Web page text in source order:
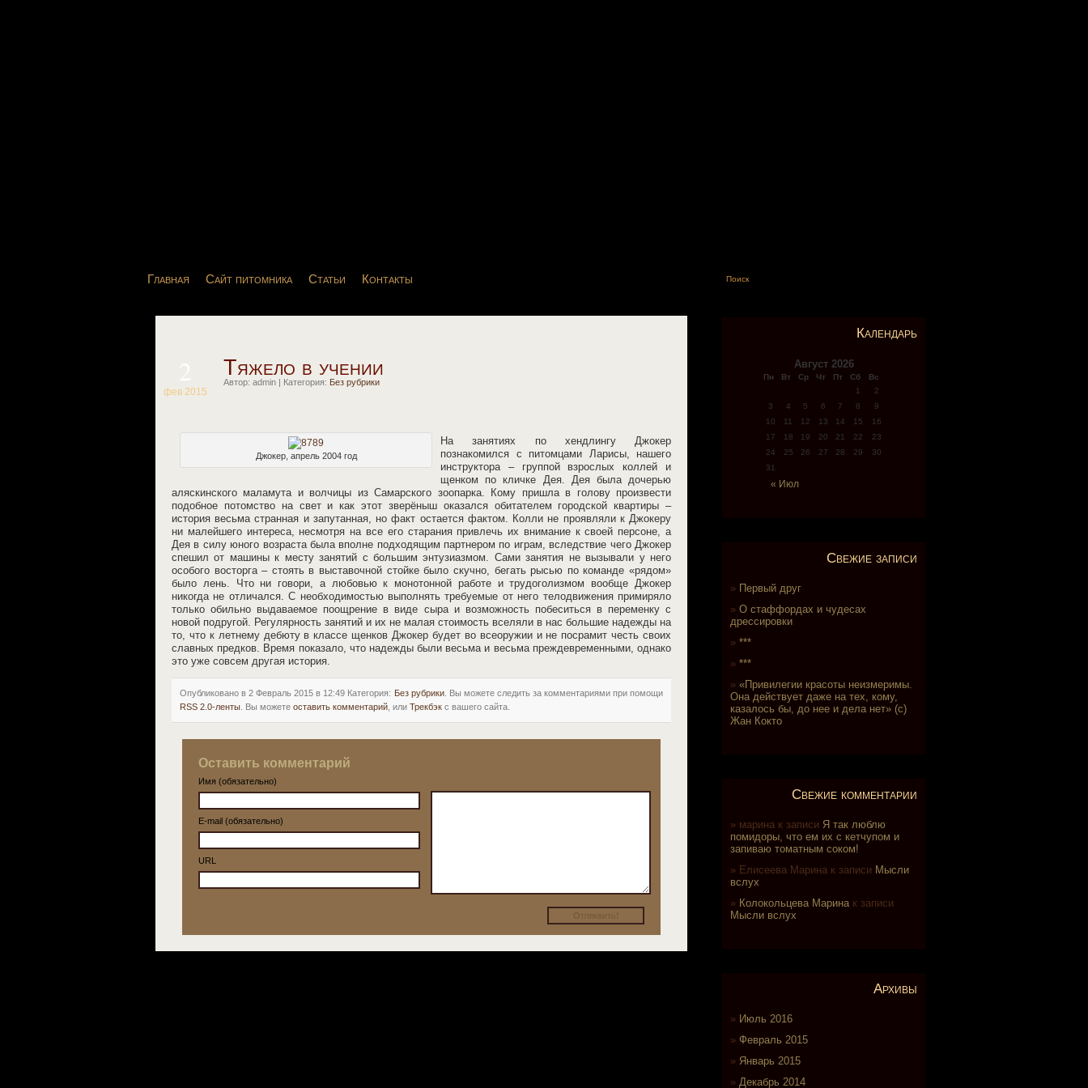
Главная Сайт питомника Статьи Контакты Поиск
фев 2015
Тяжело в учении
Автор: admin | Категория: Без рубрики
Джокер, апрель 2004 год
На занятиях по хендлингу Джокер
познакомился с питомцами Ларисы, нашего
инструктора – группой взрослых коллей и
щенком по кличке Дея. Дея была дочерью
аляскинского маламута и волчицы из Самарского зоопарка. Кому пришла в голову произвести
подобное потомство на свет и как этот зверёныш оказался обитателем городской квартиры –
история весьма странная и запутанная, но факт остается фактом. Колли не проявляли к Джокеру
ни малейшего интереса, несмотря на все его старания привлечь их внимание к своей персоне, а
Дея в силу юного возраста была вполне подходящим партнером по играм, вследствие чего Джокер
спешил от машины к месту занятий с большим энтузиазмом. Сами занятия не вызывали у него
особого восторга – стоять в выставочной стойке было скучно, бегать рысью по команде «рядом»
было лень. Что ни говори, а любовью к монотонной работе и трудоголизмом вообще Джокер
никогда не отличался. С необходимостью выполнять требуемые от него телодвижения примиряло
только обильно выдаваемое поощрение в виде сыра и возможность побеситься в переменку с
новой подругой. Регулярность занятий и их не малая стоимость вселяли в нас большие надежды на
то, что к летнему дебюту в классе щенков Джокер будет во всеоружии и не посрамит честь своих
славных предков. Время показало, что надежды были весьма и весьма преждевременными, однако
это уже совсем другая история.
Опубликовано в 2 Февраль 2015 в 12:49 Категория: Без рубрики. Вы можете следить за комментариями при помощи
RSS 2.0-ленты . Вы можете оставить комментарий , или Трекбэк с вашего сайта.
Оставить комментарий
Имя (обязательно)
E-mail (обязательно)
URL
Календарь
Август 2026
Пн Вт Ср Чт Пт Сб Вс
« Июл
1
2
3
4 5 6 7 8
9
10
11 12 13 14 15
16
17
18 19 20 21 22
23
24
25 26 27 28 29
30
31
Свежие записи
Первый друг
О стаффордах и чудесах
дрессировки
***
***
«Привилегии красоты неизмеримы.
Она действует даже на тех, кому,
казалось бы, до нее и дела нет» (с)
Жан Кокто
Свежие комментарии
марина к записи Я так люблю
помидоры, что ем их с кетчупом и
запиваю томатным соком!
Елисеева Марина к записи Мысли
вслух
Колокольцева Марина к записи
Мысли вслух
Архивы
Июль 2016
Февраль 2015
Январь 2015
Декабрь 2014